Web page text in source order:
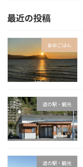
最近の投稿
あゆごはん
道の駅・観光
道の駅・観光